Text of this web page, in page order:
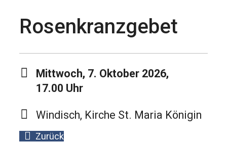
Rosenkranzgebet
Mittwoch, 7. Oktober 2026,
17.00 Uhr
Windisch, Kirche St. Maria Königin
Zurück